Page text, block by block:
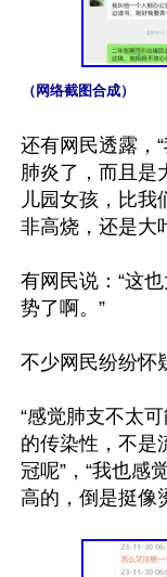
（网络截图合成）
还有网民透露，
肺炎了，而且是
儿园女孩，比我
非高烧，还是大
有网民说：“这
势了啊。”
不少网民纷纷怀
“感觉肺支不太
的传染性，不是
冠呢”，“我也感
高的，倒是挺像